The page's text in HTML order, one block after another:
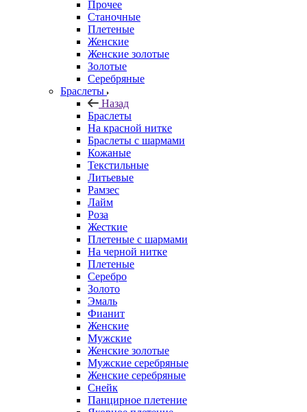
Прочее
Станочные
Плетеные
Женские
Женские золотые
Золотые
Серебряные
Браслеты
Назад
Браслеты
На красной нитке
Браслеты с шармами
Кожаные
Текстильные
Литьевые
Рамзес
Лайм
Роза
Жесткие
Плетеные с шармами
На черной нитке
Плетеные
Серебро
Золото
Эмаль
Фианит
Женские
Мужские
Женские золотые
Мужские серебряные
Женские серебряные
Снейк
Панцирное плетение